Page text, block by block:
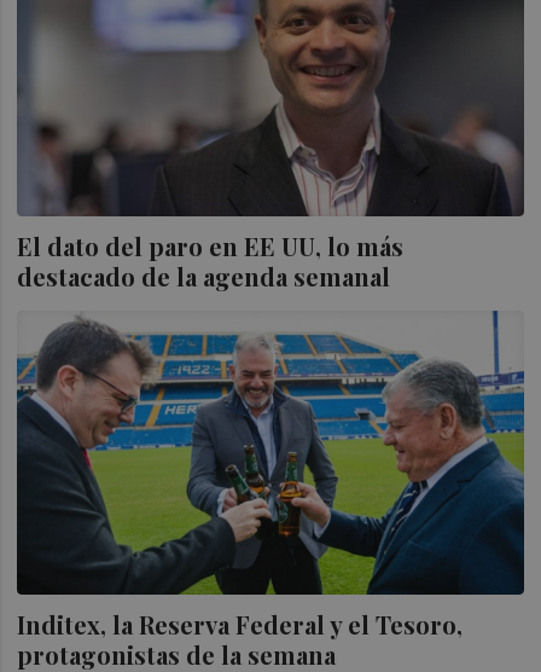
El dato del paro en EE UU, lo más
destacado de la agenda semanal
Inditex, la Reserva Federal y el Tesoro,
protagonistas de la semana